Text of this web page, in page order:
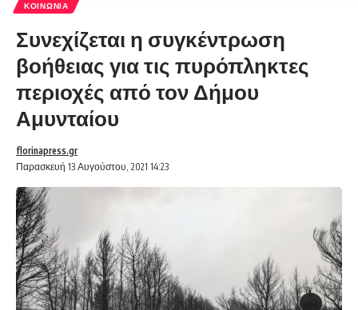
ΚΟΙΝΩΝΊΑ
Συνεχίζεται η συγκέντρωση
βοήθειας για τις πυρόπληκτες
περιοχές από τον Δήμου
Αμυνταίου
Παρασκευή 13 Αυγούστου, 2021 14:23
florinapress.gr